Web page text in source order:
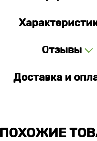
Отзывы
Доставка и
ПОХОЖИЕ